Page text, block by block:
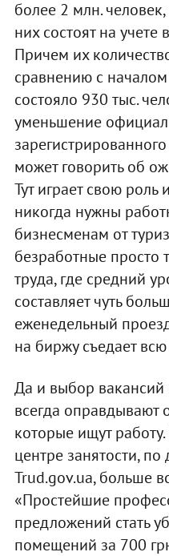
более 2 млн.
них состоят на учете
Причем их
сравнению с началом
состояло 930 тыс.
уменьшение
может говорить об
Тут играет свою роль
никогда нужны
бизнесменам от
безработные просто
труда, где средний
составляет чуть
еженедельный
на биржу съедает
Да и выбор вакансий
всегда оправдывают
которые ищут
центре занятости,
Trud.gov.ua, больше
«Простейшие
предложений стать
помещений за 700